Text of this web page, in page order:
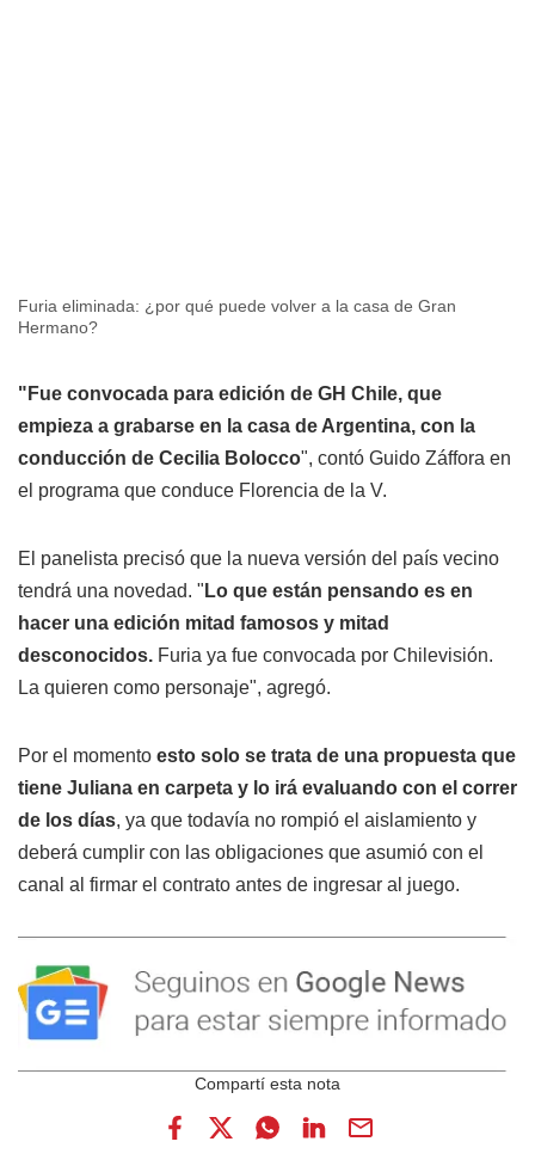
Furia eliminada: ¿por qué puede volver a la casa de Gran
Hermano?
"Fue convocada para edición de GH Chile, que
empieza a grabarse en la casa de Argentina, con la
conducción de Cecilia Bolocco", contó Guido Záffora en
el programa que conduce Florencia de la V.
El panelista precisó que la nueva versión del país vecino
tendrá una novedad. " Lo que están pensando es en
hacer una edición mitad famosos y mitad
desconocidos. Furia ya fue convocada por Chilevisión.
La quieren como personaje", agregó.
Por el momento esto solo se trata de una propuesta que
tiene Juliana en carpeta y lo irá evaluando con el correr
de los días, ya que todavía no rompió el aislamiento y
deberá cumplir con las obligaciones que asumió con el
canal al firmar el contrato antes de ingresar al juego.